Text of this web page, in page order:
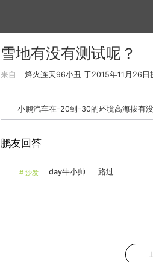
雪地有没有测试呢？
来自 烽火连天96小丑 于2015年11月26日
小鹏汽车在-20到-30的环境高海拔有
鹏友回答
#沙发 day牛小帅 路过